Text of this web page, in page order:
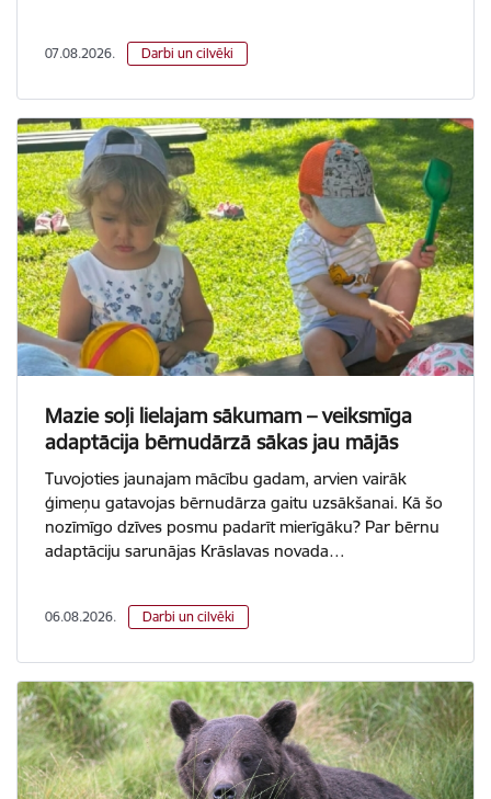
07.08.2026. Darbi un cilvēki
Mazie soļi lielajam sākumam – veiksmīga
adaptācija bērnudārzā sākas jau mājās
Tuvojoties jaunajam mācību gadam, arvien vairāk
ģimeņu gatavojas bērnudārza gaitu uzsākšanai. Kā šo
nozīmīgo dzīves posmu padarīt mierīgāku? Par bērnu
adaptāciju sarunājas Krāslavas novada…
06.08.2026. Darbi un cilvēki